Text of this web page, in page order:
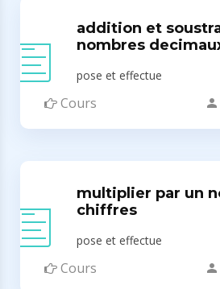
addition et
nombres
pose et effectue
Cours
multiplier par un
chiffres
pose et effectue
Cours